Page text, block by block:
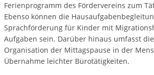
Ferienprogramm des Fördervereins zum
Ebenso können die
Sprachförderung für Kinder mit
Aufgaben sein. Darüber hinaus umfasst
Organisation der Mittagspause in der
Übernahme leichter Bürotätigkeiten.